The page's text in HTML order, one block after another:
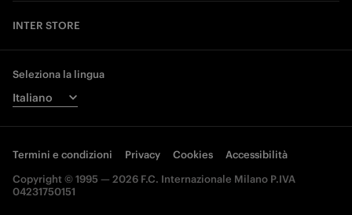
INTER STORE
Seleziona la lingua
Termini e condizioni Privacy Cookies
Accessibilità
Copyright © 1995 — 2026 F.C. Internazionale Milano P.IVA
04231750151